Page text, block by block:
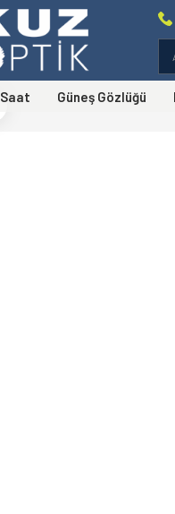
Saat Güneş Gözlüğü